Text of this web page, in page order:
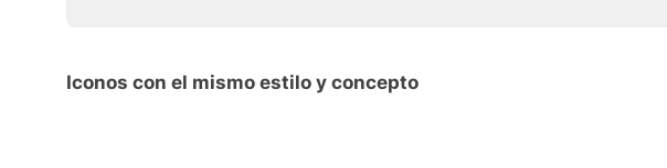
Iconos con el mismo estilo y concepto